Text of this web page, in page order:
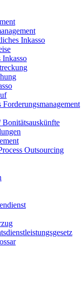
Inkasso
Inkasso
Bonitätsauskünfte
Outsourcing